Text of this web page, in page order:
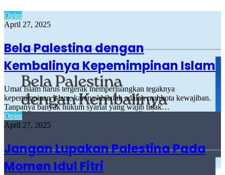
Opini
April 27, 2025
Bela Palestina dengan
Kembalinya Kepemimpinan Islam
Umat Islam harus tergerak memperjuangkan tegaknya
kepemimpinan Islam, karena khilafah adalah mahkota kewajiban.
Tanpanya banyak hukum syariat yang wajib tidak…
Opini
April 27, 2025
Jangan Lupakan Palestina Pada
Momen Idul Fitri